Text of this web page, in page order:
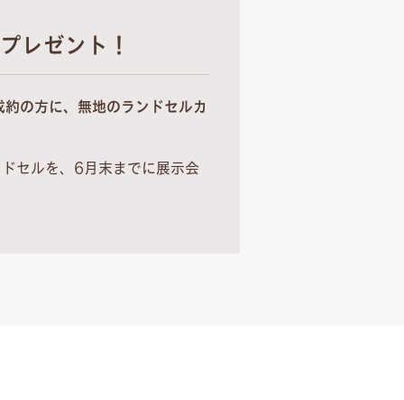
レゼント！
の方に、無地のランドセルカ
セルを、6月末までに展示会